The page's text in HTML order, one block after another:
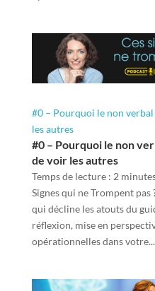
#0 – Pourquoi le non
les autres
#0 – Pourquoi le non
de voir les autres
Temps de lecture : 2
Signes qui ne Trompent
qui décline les atouts du
réflexion, mise en
opérationnelles dans votre...